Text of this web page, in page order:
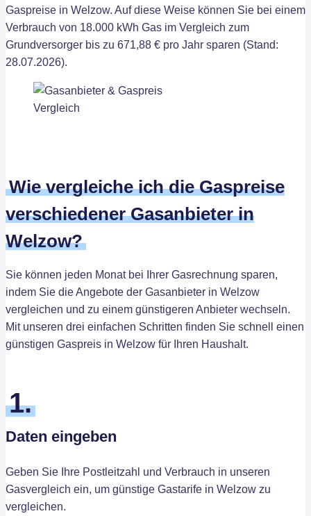
Gaspreise in Welzow. Auf diese Weise können Sie bei einem
Verbrauch von 18.000 kWh Gas im Vergleich zum
Grundversorger bis zu 671,88 € pro Jahr sparen (Stand:
28.07.2026).
Wie vergleiche ich die Gaspreise
verschiedener Gasanbieter in
Welzow?
Sie können jeden Monat bei Ihrer Gasrechnung sparen,
indem Sie die Angebote der Gasanbieter in Welzow
vergleichen und zu einem günstigeren Anbieter wechseln.
Mit unseren drei einfachen Schritten finden Sie schnell einen
günstigen Gaspreis in Welzow für Ihren Haushalt.
1.
Daten eingeben
Geben Sie Ihre Postleitzahl und Verbrauch in unseren
Gasvergleich ein, um günstige Gastarife in Welzow zu
vergleichen.